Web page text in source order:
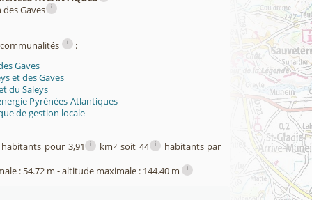
des Gaves i
i
:
Gaves
et des Gaves
du Saleys
Pyrénées-Atlantiques
de gestion locale
pour 3,91 i km2 soit 44 i habitants par
: 54.72 m - altitude maximale : 144.40 m i